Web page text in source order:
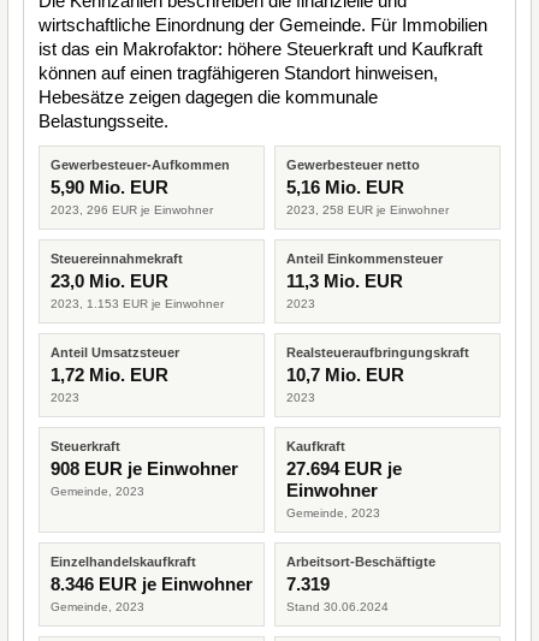
wirtschaftliche Einordnung der Gemeinde. Für Immobilien
ist das ein Makrofaktor: höhere Steuerkraft und Kaufkraft
können auf einen tragfähigeren Standort hinweisen,
Hebesätze zeigen dagegen die kommunale
Belastungsseite.
Gewerbesteuer-Aufkommen
5,90 Mio. EUR
2023, 296 EUR je Einwohner
Gewerbesteuer netto
5,16 Mio. EUR
2023, 258 EUR je Einwohner
Steuereinnahmekraft
23,0 Mio. EUR
2023, 1.153 EUR je Einwohner
Anteil Einkommensteuer
11,3 Mio. EUR
2023
Anteil Umsatzsteuer
1,72 Mio. EUR
2023
Realsteueraufbringungskraft
10,7 Mio. EUR
2023
Steuerkraft
908 EUR je Einwohner
Gemeinde, 2023
Kaufkraft
27.694 EUR je
Einwohner
Gemeinde, 2023
Einzelhandelskaufkraft
8.346 EUR je Einwohner
Gemeinde, 2023
Arbeitsort-Beschäftigte
7.319
Stand 30.06.2024